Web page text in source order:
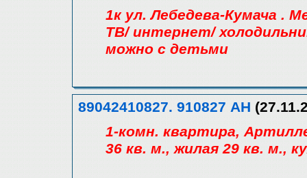
1к ул. Лебедева-Кумача .
ТВ/ интернет/
можно с детьми
89042410827. 910827 АН
1-комн. квартира,
36 кв. м., жилая 29 кв. м.,